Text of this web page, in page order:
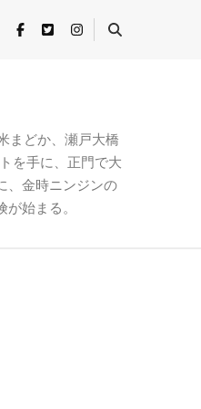
まどか、瀬戸大橋
を手に、正門で大
、金時ニンジンの
始まる。